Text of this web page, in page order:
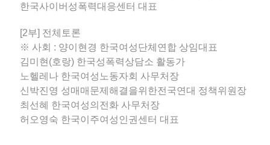
한국사이버성폭력대응센터 대표
[2부] 전체토론
※ 사회 : 양이현경 한국여성단체연합 상임대표
김미현(호랑) 한국성폭력상담소 활동가
노헬레나 한국여성노동자회 사무처장
신박진영 성매매문제해결을위한전국연대 정책위원장
최선혜 한국여성의전화 사무처장
허오영숙 한국이주여성인권센터 대표